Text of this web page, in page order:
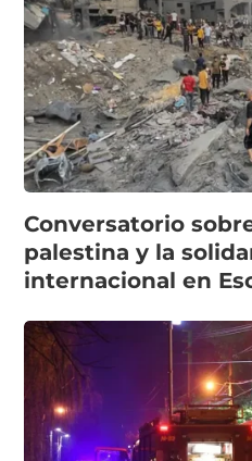
Conversatorio
palestina y la
internacional en